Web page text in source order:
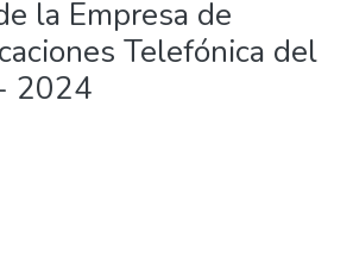
la Empresa de
Telefónica del
2024